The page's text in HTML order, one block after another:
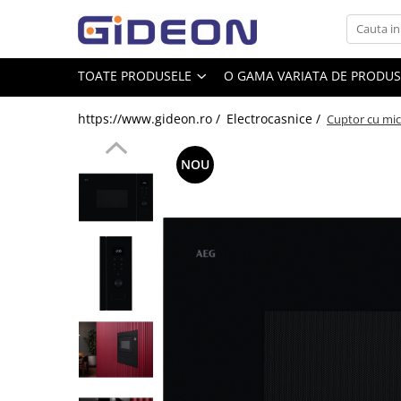
Toate Produsele
Electrocasnice
Electrocasnice mici
Roboti de bucatarie
Purificatoare aer
Accesorii si Piese Electrocasnice
Accesorii Piese Hote
Accesorii Piese Frigidere
Congelatoare
TOATE PRODUSELE O GAMA VARIATA DE
https://www.gideon.ro / Electrocasnice / Cuptor cu
NOU